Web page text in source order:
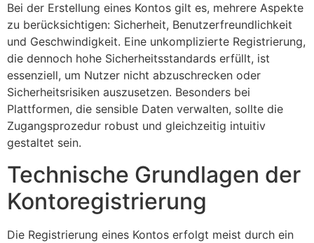
Bei der Erstellung eines Kontos gilt es, mehrere Aspekte
zu berücksichtigen: Sicherheit, Benutzerfreundlichkeit
und Geschwindigkeit. Eine unkomplizierte Registrierung,
die dennoch hohe Sicherheitsstandards erfüllt, ist
essenziell, um Nutzer nicht abzuschrecken oder
Sicherheitsrisiken auszusetzen. Besonders bei
Plattformen, die sensible Daten verwalten, sollte die
Zugangsprozedur robust und gleichzeitig intuitiv
gestaltet sein.
Technische Grundlagen der
Kontoregistrierung
Die Registrierung eines Kontos erfolgt meist durch ein